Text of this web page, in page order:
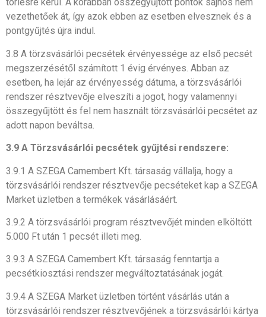
törlésre kerül. A korábban összegyűjtött pontok sajnos nem
vezethetőek át, így azok ebben az esetben elvesznek és a
pontgyűjtés újra indul.
3.8 A törzsvásárlói pecsétek érvényessége az első pecsét
megszerzésétől számított 1 évig érvényes. Abban az
esetben, ha lejár az érvényesség dátuma, a törzsvásárlói
rendszer résztvevője elveszíti a jogot, hogy valamennyi
összegyűjtött és fel nem használt törzsvásárlói pecsétet az
adott napon beváltsa.
3.9 A Törzsvásárlói pecsétek gyűjtési rendszere:
3.9.1 A SZEGA Camembert Kft. társaság vállalja, hogy a
törzsvásárlói rendszer résztvevője pecséteket kap a SZEGA
Market üzletben a termékek vásárlásáért.
3.9.2 A törzsvásárlói program résztvevőjét minden elköltött
5.000 Ft után 1 pecsét illeti meg.
3.9.3 A SZEGA Camembert Kft. társaság fenntartja a
pecsétkiosztási rendszer megváltoztatásának jogát.
3.9.4 A SZEGA Market üzletben történt vásárlás után a
törzsvásárlói rendszer résztvevőjének a törzsvásárlói kártya